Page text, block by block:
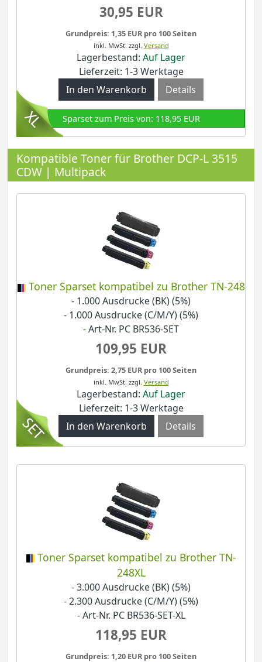
30,95 EUR
Grundpreis: 1,35 EUR pro 100 Seiten
inkl. MwSt. zzgl. Versand
Lagerbestand: Auf Lager
Lieferzeit: 1-3 Werktage
Details
Sparset zum Preis von: 118,95 EUR
Kompatible Toner für Brother DCP-L 3515
CDW | Multipack
Toner Sparset kompatibel zu Brother TN-248
- 1.000 Ausdrucke (BK) (5%)
- 1.000 Ausdrucke (C/M/Y) (5%)
- Art-Nr. PC BR536-SET
109,95 EUR
Grundpreis: 2,75 EUR pro 100 Seiten
inkl. MwSt. zzgl. Versand
Lagerbestand: Auf Lager
Lieferzeit: 1-3 Werktage
Details
Toner Sparset kompatibel zu Brother TN-
248XL
- 3.000 Ausdrucke (BK) (5%)
- 2.300 Ausdrucke (C/M/Y) (5%)
- Art-Nr. PC BR536-SET-XL
118,95 EUR
Grundpreis: 1,20 EUR pro 100 Seiten